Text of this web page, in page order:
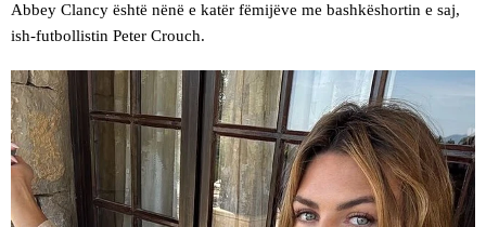
Abbey Clancy është nënë e katër fëmijëve me bashkëshortin e saj,
ish-futbollistin Peter Crouch.